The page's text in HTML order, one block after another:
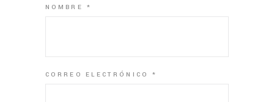
NOMBRE*
CORREO ELECTRÓNICO *